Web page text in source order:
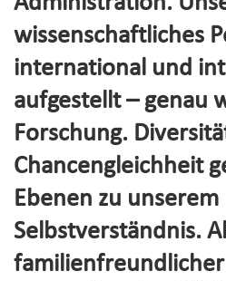
wissenschaftliches
international und
aufgestellt – genau
Forschung.
Chancengleichheit
Ebenen zu unserem
Selbstverständnis.